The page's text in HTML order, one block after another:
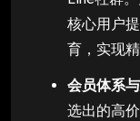
核心用户
育，实现
会员体系
选出的高